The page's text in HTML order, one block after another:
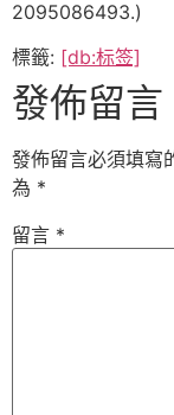
2095086493.)
標籤: [db:标签]
發佈留言
發佈留言必須填寫
為 *
留言 *